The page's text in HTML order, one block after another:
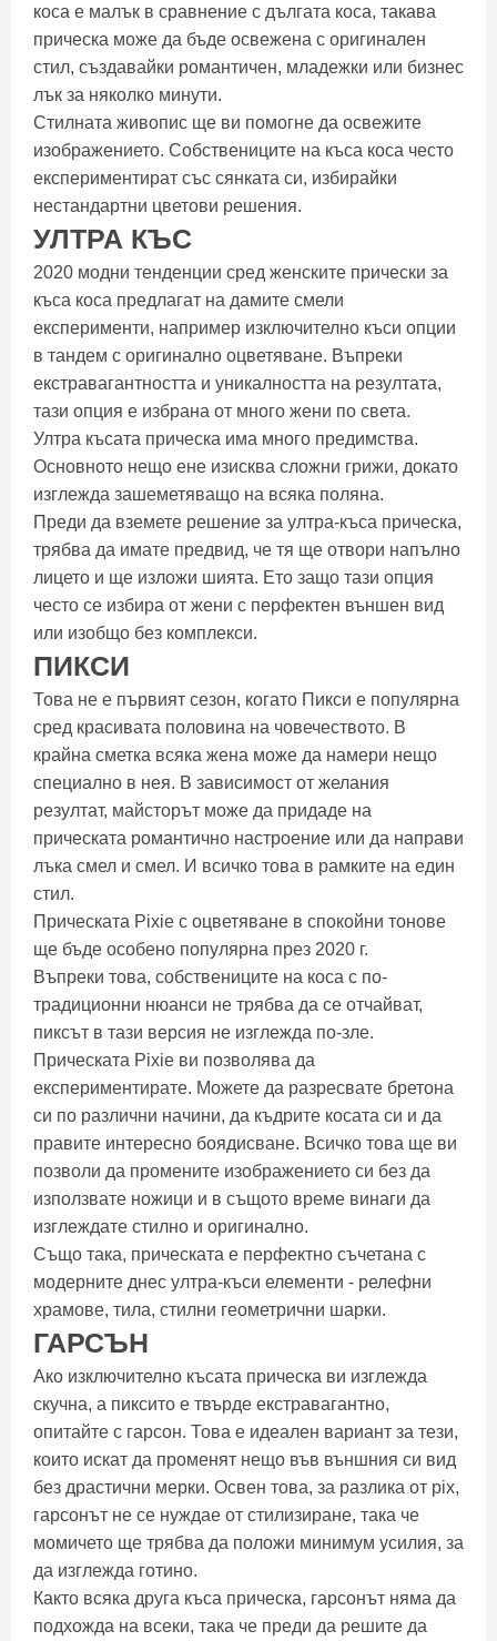
коса е малък в сравнение с дългата коса, такава
прическа може да бъде освежена с оригинален
стил, създавайки романтичен, младежки или бизнес
лък за няколко минути.
Стилната живопис ще ви помогне да освежите
изображението. Собствениците на къса коса често
експериментират със сянката си, избирайки
нестандартни цветови решения.
УЛТРА КЪС
2020 модни тенденции сред женските прически за
къса коса предлагат на дамите смели
експерименти, например изключително къси опции
в тандем с оригинално оцветяване. Въпреки
екстравагантността и уникалността на резултата,
тази опция е избрана от много жени по света.
Ултра късата прическа има много предимства.
Основното нещо ене изисква сложни грижи, докато
изглежда зашеметяващо на всяка поляна.
Преди да вземете решение за ултра-къса прическа,
трябва да имате предвид, че тя ще отвори напълно
лицето и ще изложи шията. Ето защо тази опция
често се избира от жени с перфектен външен вид
или изобщо без комплекси.
ПИКСИ
Това не е първият сезон, когато Пикси е популярна
сред красивата половина на човечеството. В
крайна сметка всяка жена може да намери нещо
специално в нея. В зависимост от желания
резултат, майсторът може да придаде на
прическата романтично настроение или да направи
лъка смел и смел. И всичко това в рамките на един
стил.
Прическата Pixie с оцветяване в спокойни тонове
ще бъде особено популярна през 2020 г.
Въпреки това, собствениците на коса с по-
традиционни нюанси не трябва да се отчайват,
пиксът в тази версия не изглежда по-зле.
Прическата Pixie ви позволява да
експериментирате. Можете да разресвате бретона
си по различни начини, да къдрите косата си и да
правите интересно боядисване. Всичко това ще ви
позволи да промените изображението си без да
използвате ножици и в същото време винаги да
изглеждате стилно и оригинално.
Също така, прическата е перфектно съчетана с
модерните днес ултра-къси елементи - релефни
храмове, тила, стилни геометрични шарки.
ГАРСЪН
Ако изключително късата прическа ви изглежда
скучна, а пиксито е твърде екстравагантно,
опитайте с гарсон. Това е идеален вариант за тези,
които искат да променят нещо във външния си вид
без драстични мерки. Освен това, за разлика от pix,
гарсонът не се нуждае от стилизиране, така че
момичето ще трябва да положи минимум усилия, за
да изглежда готино.
Както всяка друга къса прическа, гарсонът няма да
подхожда на всеки, така че преди да решите да